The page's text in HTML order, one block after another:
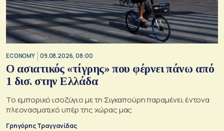
ECONOMY 09.08.2026, 08:00
Ο ασιατικός «τίγρης» που φέρνει πάνω από
1 δισ. στην Ελλάδα
Το εμπορικό ισοζύγιο με τη Σιγκαπούρη παραμένει έντονα
πλεονασματικό υπέρ της χώρας μας
Γρηγόρης Τραγγανίδας